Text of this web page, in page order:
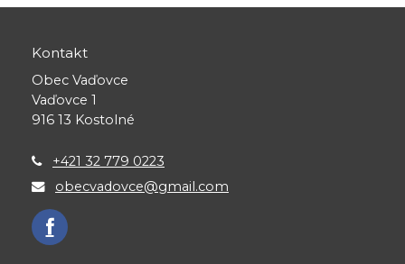
Kontakt
Obec Vaďovce
Vaďovce 1
916 13 Kostolné
+421 32 779 0223
obecvadovce@gmail.com